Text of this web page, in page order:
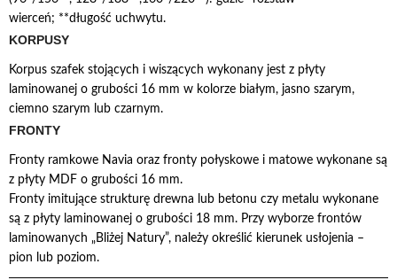
wierceń; **długość uchwytu.
KORPUSY
Korpus szafek stojących i wiszących wykonany jest z płyty
laminowanej o grubości 16 mm w kolorze białym, jasno szarym,
ciemno szarym lub czarnym.
FRONTY
Fronty ramkowe Navia oraz fronty połyskowe i matowe wykonane są
z płyty MDF o grubości 16 mm.
Fronty imitujące strukturę drewna lub betonu czy metalu wykonane
są z płyty laminowanej o grubości 18 mm. Przy wyborze frontów
laminowanych „Bliżej Natury”, należy określić kierunek usłojenia –
pion lub poziom.